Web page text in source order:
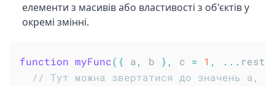
елементи з масивів або властивості з об'єктів у
окремі змінні.
function myFunc( { a , b } , c = 1 , ... rest
// Тут можна звертатися до значень a,